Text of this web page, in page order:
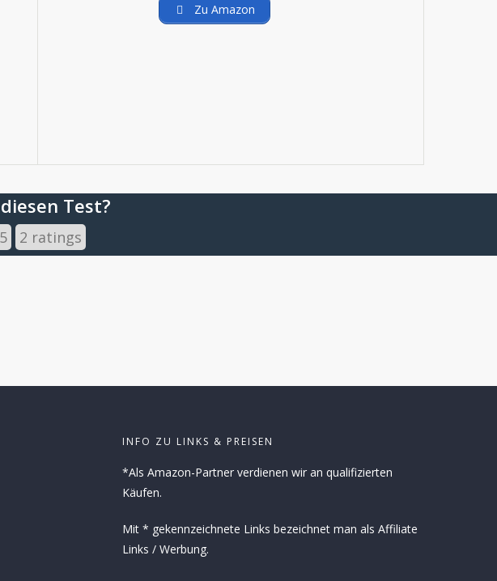
Zu Amazon
Test?
5 2 ratings
INFO ZU LINKS & PREISEN
*Als Amazon-Partner verdienen wir an qualifizierten
Käufen.
Mit * gekennzeichnete Links bezeichnet man als Affiliate
Links / Werbung.